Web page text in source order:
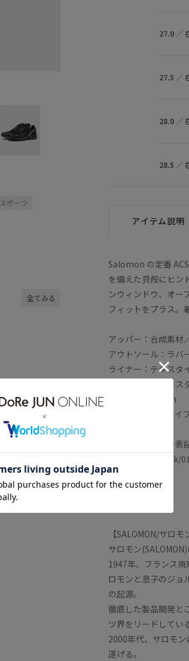
スポーツ
全てみる
27.0 ／
27.5 ／
28.0 ／
28.5 ／
アイテム説明
Salomon の定番
を備えた貝殻にヒン
ンウィンドウ、オー
フィットをプラス。
アッパー：合成素材
アウトソール：ラバ
ライナー：テキスタ
インソール：テキス
ドロップ：10mm
シューレースのタ
【メーカーカラー表
Black Black Black/01
【メーカー型番】
【SALOMON/サロモ
サロモン
1947年、フランス
ロモンと息子のジョ
の起源。
徹底した製品開発と
ツ界をリードしてい
2000年代、サロモ
遂げる。